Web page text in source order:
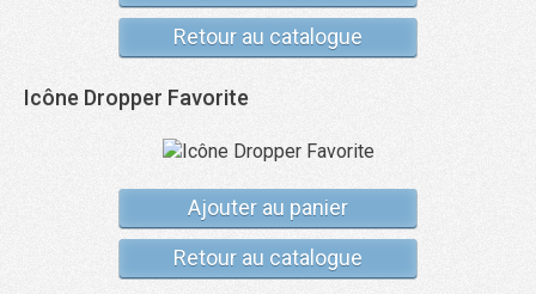
Retour au catalogue
Icône Dropper Favorite
Ajouter au panier
Retour au catalogue